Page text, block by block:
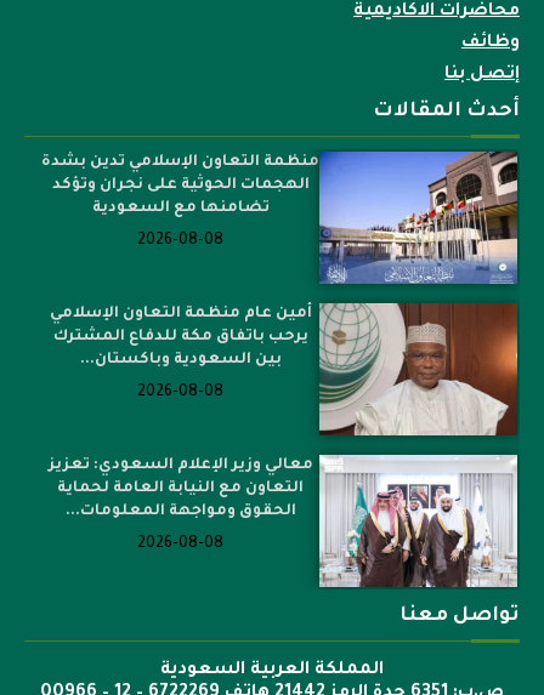
محاضرات الاكاديمية
وظائف
إتصل بنا
أحدث المقالات
منظمة التعاون الإسلامي تدين بشدة
الهجمات الحوثية على نجران وتؤكد
تضامنها مع السعودية
2026-08-08
أمين عام منظمة التعاون الإسلامي
يرحب باتفاق مكة للدفاع المشترك
بين السعودية وباكستان...
2026-08-08
معالي وزير الإعلام السعودي: تعزيز
التعاون مع النيابة العامة لحماية
الحقوق ومواجهة المعلومات...
2026-08-08
تواصل معنا
المملكة العربية السعودية